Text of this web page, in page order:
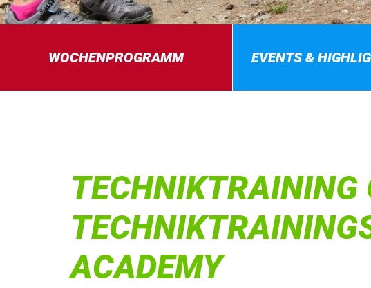
WOCHENPROGRAMM EVENTS &
TECHNIKTRAINING
ACADEMY